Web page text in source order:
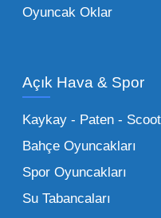
Oyuncak Araçlar:
stok
Küçük
sağlayan toptan
Bu
alımlarda çok
Oyuncak Oklar
Açık Hava & Spor
Kaykay - Paten -
Bahçe Oyuncakları
Spor Oyuncakları
Su Tabancaları